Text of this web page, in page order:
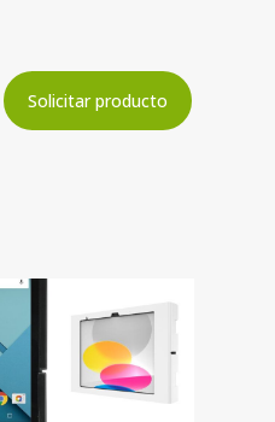
Solicitar producto